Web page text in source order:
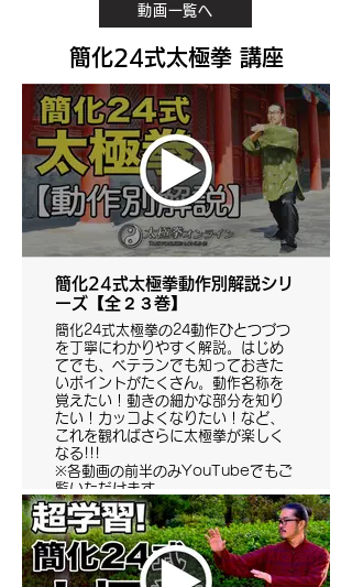
動画一覧へ
簡化24式太極拳 講座
簡化24式太極拳動作別解説シリ
ーズ【全２３巻】
簡化24式太極拳の24動作ひとつづつ
を丁寧にわかりやすく解説。はじめ
てでも、ベテランでも知っておきた
いポイントがたくさん。動作名称を
覚えたい！動きの細かな部分を知り
たい！カッコよくなりたい！など、
これを観ればさらに太極拳が楽しく
なる!!!
※各動画の前半のみYouTubeでもご
覧いただけます。
後半は有料会員様だけがご覧いただ
けます。